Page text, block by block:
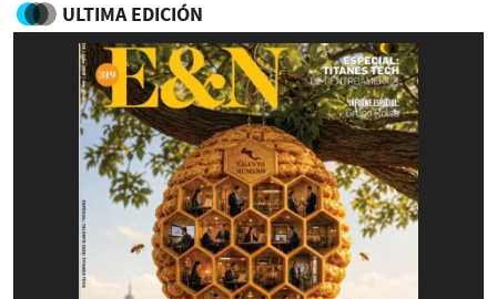
ULTIMA EDICIÓN